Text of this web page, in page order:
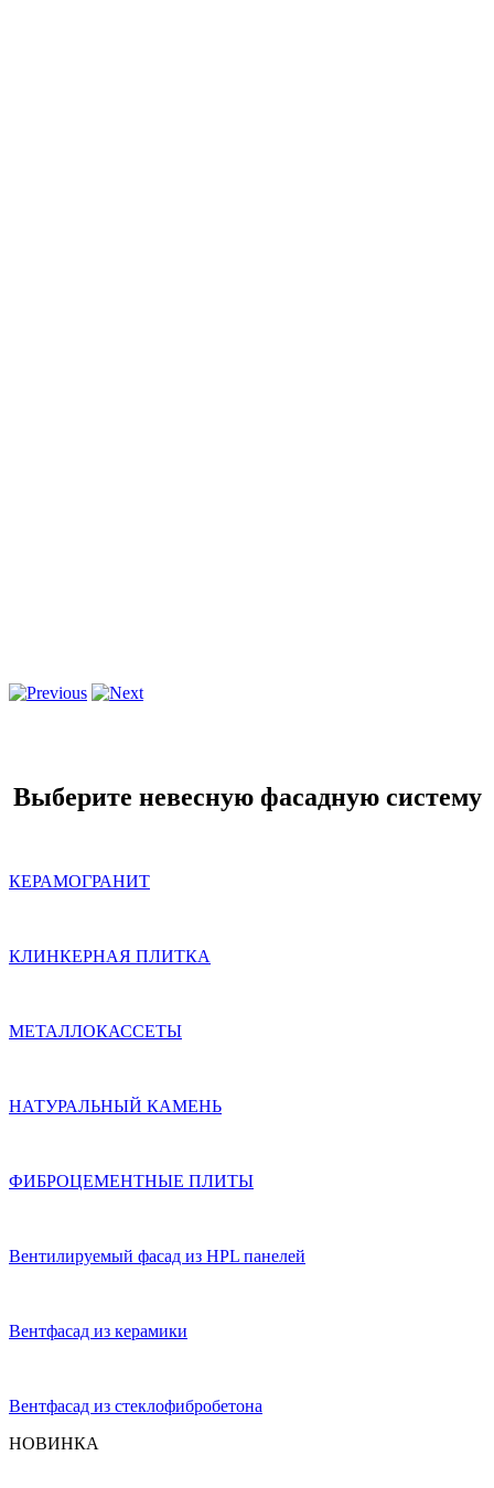
Выберите невесную фасадную систему
КЕРАМОГРАНИТ
КЛИНКЕРНАЯ ПЛИТКА
МЕТАЛЛОКАССЕТЫ
НАТУРАЛЬНЫЙ КАМЕНЬ
ФИБРОЦЕМЕНТНЫЕ ПЛИТЫ
Вентилируемый фасад из HPL панелей
Вентфасад из керамики
Вентфасад из стеклофибробетона
НОВИНКА